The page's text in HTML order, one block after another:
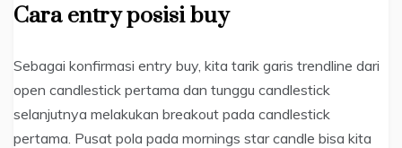
Cara entry posisi buy
Sebagai konfirmasi entry buy, kita tarik garis trendline dari
open candlestick pertama dan tunggu candlestick
selanjutnya melakukan breakout pada candlestick
pertama. Pusat pola pada mornings star candle bisa kita